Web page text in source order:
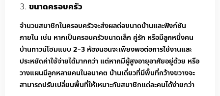
ขนาดครอบครัว
จำนวนสมาชิกในครอบครัวจะส่งผลต่อขนาดบ้านและฟังก์ชัน
ภายใน เช่น หากเป็นครอบครัวขนาดเล็ก คู่รัก หรือมีลูกหนึ่งคน
บ้านทาวน์โฮมแบบ 2-3 ห้องนอนจะเพียงพอต่อการใช้งานและ
ประหยัดค่าใช้จ่ายได้มากกว่า แต่หากมีผู้สูงอายุอาศัยอยู่ด้วย หรือ
วางแผนมีลูกหลายคนในอนาคต บ้านเดี่ยวที่มีพื้นที่กว้างขวางจะ
สามารถปรับเปลี่ยนพื้นที่ให้เหมาะกับสมาชิกแต่ละคนได้ง่ายกว่า